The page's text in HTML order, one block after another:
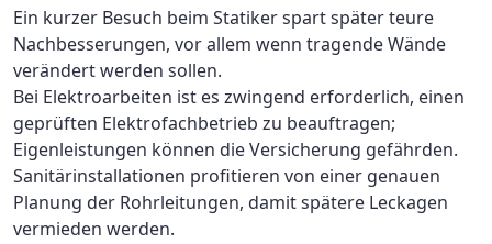
Ein kurzer Besuch beim Statiker spart später teure
Nachbesserungen, vor allem wenn tragende Wände
verändert werden sollen.
Bei Elektroarbeiten ist es zwingend erforderlich, einen
geprüften Elektrofachbetrieb zu beauftragen;
Eigenleistungen können die Versicherung gefährden.
Sanitärinstallationen profitieren von einer genauen
Planung der Rohrleitungen, damit spätere Leckagen
vermieden werden.